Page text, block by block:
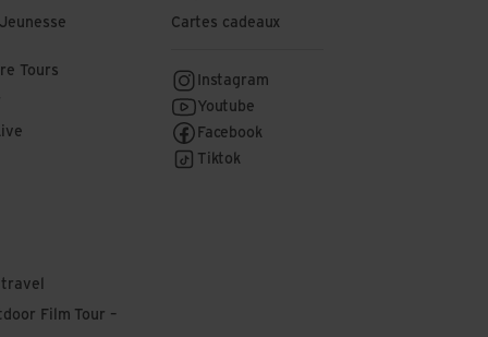
Tours
Film Tour –
Cartes cadeaux
Instagram
Youtube
Facebook
Tiktok